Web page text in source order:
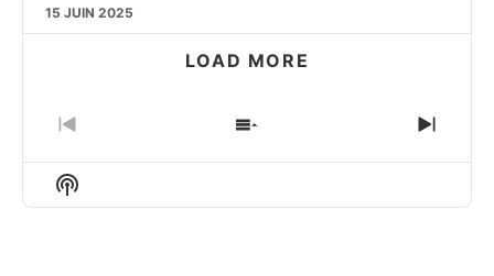
15 JUIN 2025
LOAD MORE
PREVIOUS
EPISODE
SHOW
EPISODES
NEXT
Show
Podcast